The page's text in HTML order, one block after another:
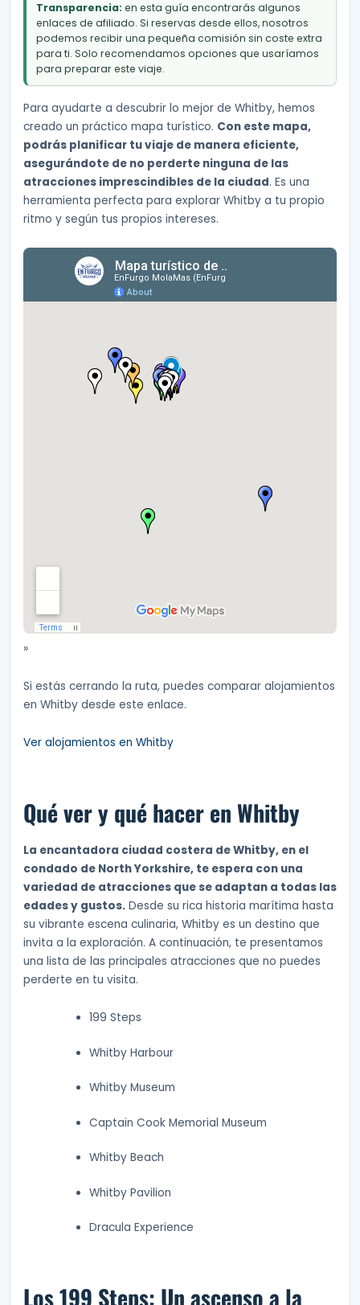
Transparencia: en esta guía encontrarás algunos
enlaces de afiliado. Si reservas desde ellos, nosotros
podemos recibir una pequeña comisión sin coste extra
para ti. Solo recomendamos opciones que usaríamos
para preparar este viaje.
Para ayudarte a descubrir lo mejor de Whitby, hemos
creado un práctico mapa turístico. Con este mapa,
podrás planificar tu viaje de manera eficiente,
asegurándote de no perderte ninguna de las
atracciones imprescindibles de la ciudad. Es una
herramienta perfecta para explorar Whitby a tu propio
ritmo y según tus propios intereses.
»
Si estás cerrando la ruta, puedes comparar alojamientos
en Whitby desde este enlace.
Ver alojamientos en Whitby
Qué ver y qué hacer en Whitby
La encantadora ciudad costera de Whitby, en el
condado de North Yorkshire, te espera con una
variedad de atracciones que se adaptan a todas las
edades y gustos. Desde su rica historia marítima hasta
su vibrante escena culinaria, Whitby es un destino que
invita a la exploración. A continuación, te presentamos
una lista de las principales atracciones que no puedes
perderte en tu visita.
199 Steps
Whitby Harbour
Whitby Museum
Captain Cook Memorial Museum
Whitby Beach
Whitby Pavilion
Dracula Experience
Los 199 Steps: Un ascenso a la